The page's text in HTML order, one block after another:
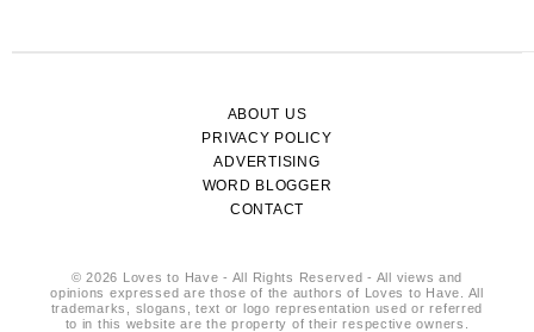
ABOUT US
PRIVACY POLICY
ADVERTISING
WORD BLOGGER
CONTACT
© 2026 Loves to Have - All Rights Reserved - All views and
opinions expressed are those of the authors of Loves to Have. All
trademarks, slogans, text or logo representation used or referred
to in this website are the property of their respective owners.